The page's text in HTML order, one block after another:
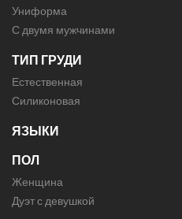
Униформа
С двумя мужчинами
ТИП ГРУДИ
Естественная
Силиконовая
ЯЗЫКИ
ПОЛ
Женщина
Дуэт с девушкой